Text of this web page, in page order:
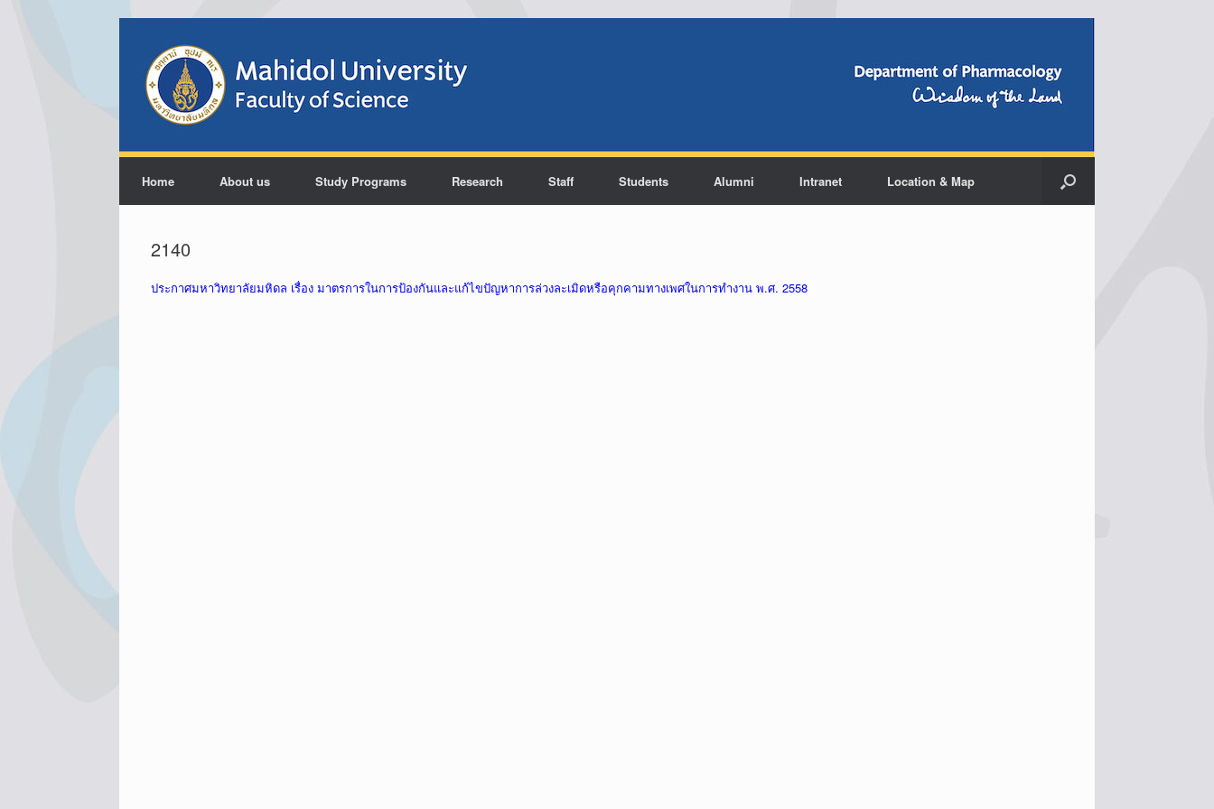
Home About us Study Programs Research Staff Students Alumni Intranet Location & Map
2140
ประกาศมหาวิทยาลัยมหิดล เรื่อง มาตรการในการป้องกันและแก้ไขปัญหาการล่วงละเมิดหรือคุกคามทางเพศในการทำงาน พ.ศ. 2558